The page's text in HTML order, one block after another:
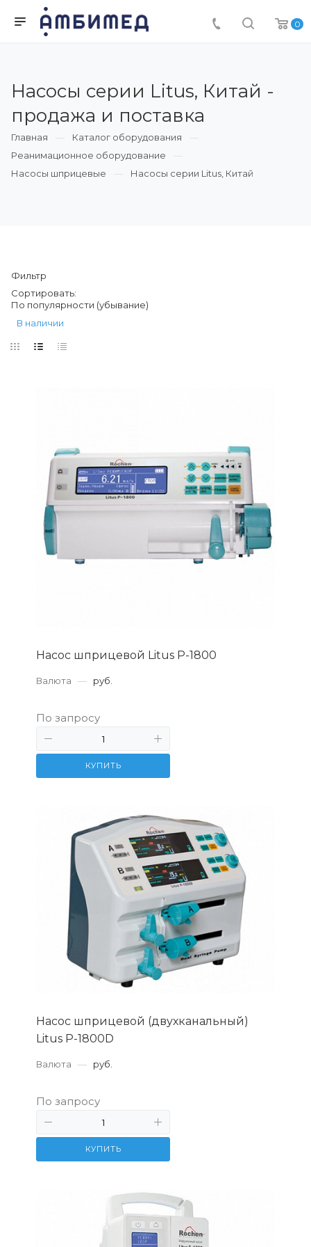
0
Насосы серии Litus, Китай -
продажа и поставка
Главная
Каталог оборудования
Реанимационное оборудование
Насосы шприцевые
Насосы серии Litus, Китай
Фильтр
Сортировать:
По популярности (убывание)
В наличии
Насос шприцевой Litus P-1800
Валюта — руб.
По запросу
КУПИТЬ
Насос шприцевой (двухканальный)
Litus P-1800D
Валюта — руб.
По запросу
КУПИТЬ